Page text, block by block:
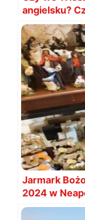
angielsku?
Jarmark
2024 w